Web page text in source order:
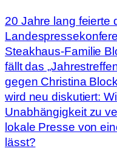
20 Jahre lang feierte
Steakhaus-Familie
fällt das
gegen Christina
wird neu diskutiert:
Unabhängigkeit zu
lokale Presse von
lässt?